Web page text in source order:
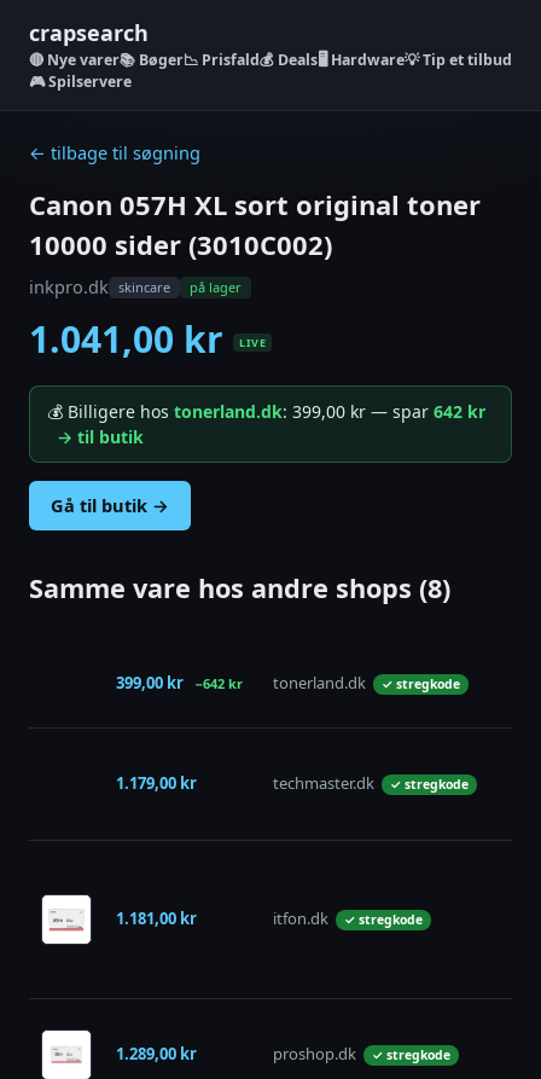
crapsearch
Nye varer📚 Bøger📉 Prisfald💰 Deals🖥️ Hardware💡 Tip et tilbud
🎮 Spilservere
← tilbage til søgning
Canon 057H XL sort original toner
10000 sider (3010C002)
inkpro.dk skincare på lager
1.041,00 kr LIVE
💰 Billigere hos tonerland.dk: 399,00 kr — spar 642 kr
→ til butik
Gå til butik →
Samme vare hos andre shops (8)
399,00 kr −642 kr tonerland.dk ✓ stregkode
1.179,00 kr techmaster.dk ✓ stregkode
1.181,00 kr itfon.dk ✓ stregkode
1.289,00 kr proshop.dk ✓ stregkode